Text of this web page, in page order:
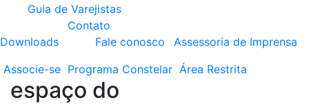
Guia de Varejistas
Downloads
Contato
Fale conosco
Assessoria de Imprensa
Associe-se Programa Constelar Área Restrita
espaço do